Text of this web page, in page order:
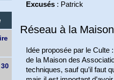
Excusés: Patrick
Réseau à la
Idée proposée par le Culte
de la Maison des
techniques, sauf qu’il faut